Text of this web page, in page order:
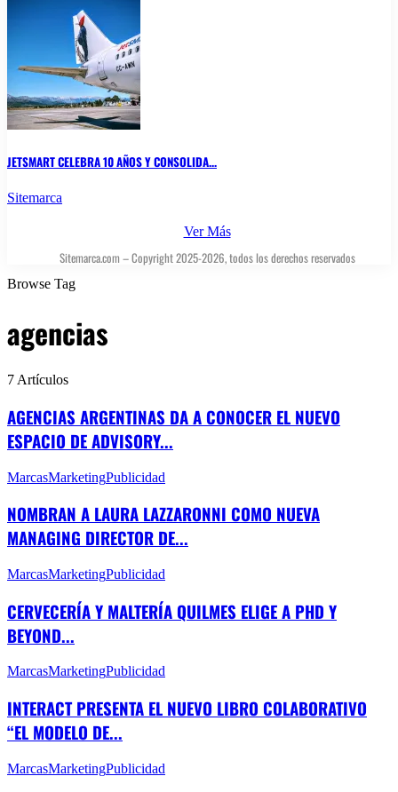
JETSMART CELEBRA 10 AÑOS Y CONSOLIDA...
Sitemarca
Ver Más
Sitemarca.com – Copyright 2025-2026, todos los derechos reservados
Browse Tag
agencias
7 Artículos
AGENCIAS ARGENTINAS DA A CONOCER EL NUEVO
ESPACIO DE ADVISORY...
MarcasMarketingPublicidad
NOMBRAN A LAURA LAZZARONNI COMO NUEVA
MANAGING DIRECTOR DE...
MarcasMarketingPublicidad
CERVECERÍA Y MALTERÍA QUILMES ELIGE A PHD Y
BEYOND...
MarcasMarketingPublicidad
INTERACT PRESENTA EL NUEVO LIBRO COLABORATIVO
“EL MODELO DE...
MarcasMarketingPublicidad